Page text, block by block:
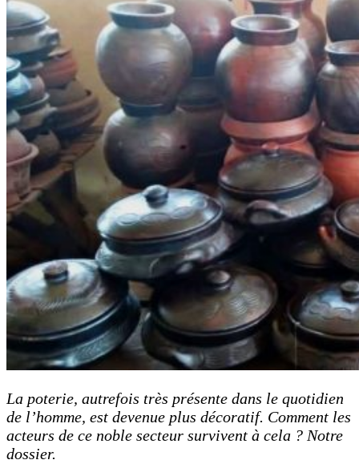
La poterie, autrefois très présente dans le quotidien
de l’homme, est devenue plus décoratif. Comment les
acteurs de ce noble secteur survivent à cela ? Notre
dossier.